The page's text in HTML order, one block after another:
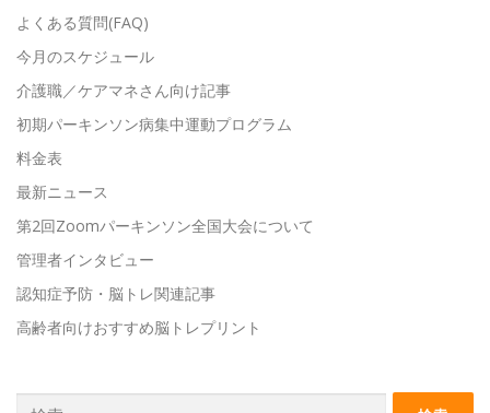
よくある質問(FAQ)
今月のスケジュール
介護職／ケアマネさん向け記事
初期パーキンソン病集中運動プログラム
料金表
最新ニュース
第2回Zoomパーキンソン全国大会について
管理者インタビュー
認知症予防・脳トレ関連記事
高齢者向けおすすめ脳トレプリント